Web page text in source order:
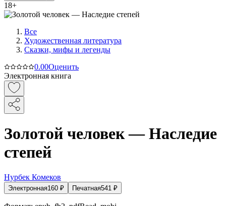
18+
Все
Художественная литература
Сказки, мифы и легенды
0.00Оценить
Электронная книга
Золотой человек — Наследие
степей
Нурбек Комеков
Электронная160 ₽ Печатная541 ₽